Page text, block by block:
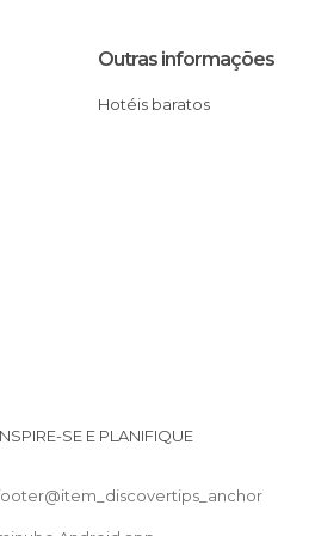
Outras informações
Hotéis baratos
SE E PLANIFIQUE